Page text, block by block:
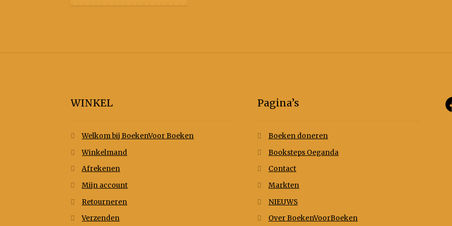
WINKEL
Welkom bij BoekenVoor Boeken
Winkelmand
Afrekenen
Mijn account
Retourneren
Verzenden
Pagina’s
Boeken doneren
Booksteps Oeganda
Contact
Markten
NIEUWS
Over BoekenVoorBoeken